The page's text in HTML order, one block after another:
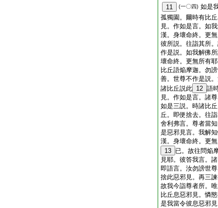
11
(一〇四) 如是
孤獨園。爾時有比
見。作如是言。如
漢。身壞命終。更
彼所説。往詣其所
作是説。如我解佛
壞命終。更無所有
比丘語焔摩迦。勿
善。世尊不作是説
諸比丘説此 12 語
見。作如是言。諸
如是三説。時諸比
丘。即便捨去。往
舍利弗言。尊者當
是惡邪見言。我解
漢。身壞命終。更
13 已。故往問焔
見耶。彼答我言。
即語言。汝勿謗世
捨此惡邪見。再三
故我今詣尊者所。
比丘息惡邪見。憐
是我當令彼息惡邪